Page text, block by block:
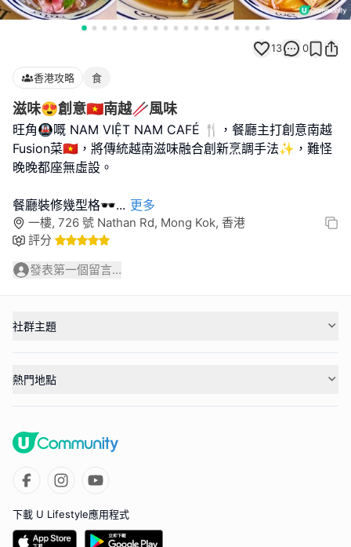
13 0
香港攻略 食
滋味😍創意🇻🇳南越🥢風味
旺角🚇嘅 NAM VIỆT NAM CAFÉ 🍴，餐廳主打創意南越
Fusion菜🇻🇳，將傳統越南滋味融合創新烹調手法✨，難怪
晚晚都座無虛設。
餐廳裝修幾型格🕶... 更多
一樓, 726 號 Nathan Rd, Mong Kok, 香港
評分
發表第一個留言...
社群主題
熱門地點
下載 U Lifestyle應用程式